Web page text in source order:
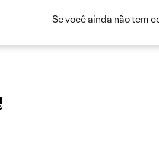
Se você ainda não tem